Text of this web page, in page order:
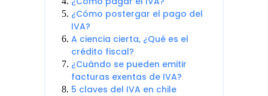
¿Cómo postergar el pago del
IVA?
A ciencia cierta, ¿Qué es el
crédito fiscal?
¿Cuándo se pueden emitir
facturas exentas de IVA?
5 claves del IVA en chile